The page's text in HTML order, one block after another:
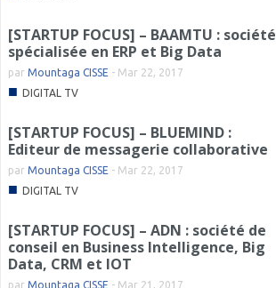
[STARTUP FOCUS] – BAAMTU : société
spécialisée en ERP et Big Data
par Mountaga CISSE - Mar 22, 2017
■ DIGITAL TV
[STARTUP FOCUS] – BLUEMIND :
Editeur de messagerie collaborative
par Mountaga CISSE - Mar 22, 2017
■ DIGITAL TV
[STARTUP FOCUS] – ADN : société de
conseil en Business Intelligence, Big
Data, CRM et IOT
par Mountaga CISSE - Mar 21, 2017